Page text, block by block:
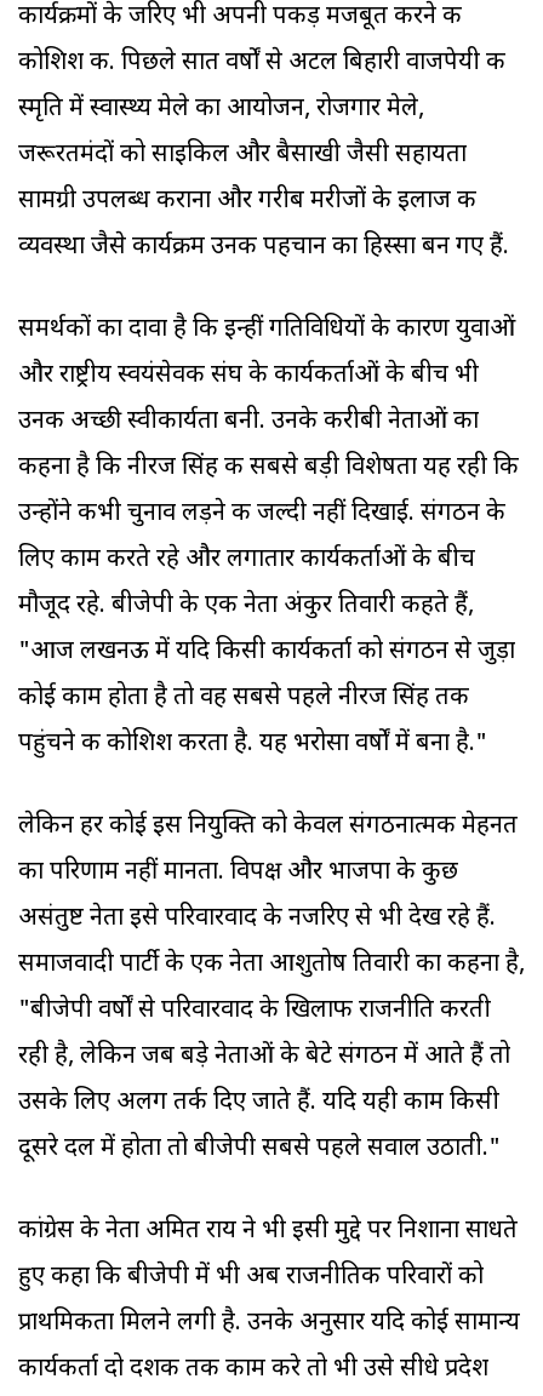
कार्यक्रमों के जरिए भी अपनी पकड़ मजबूत करने की
कोशिश की. पिछले सात वर्षों से अटल बिहारी वाजपेयी की
स्मृति में स्वास्थ्य मेले का आयोजन, रोजगार मेले,
जरूरतमंदों को साइकिल और बैसाखी जैसी सहायता
सामग्री उपलब्ध कराना और गरीब मरीजों के इलाज की
व्यवस्था जैसे कार्यक्रम उनकी पहचान का हिस्सा बन गए हैं.
समर्थकों का दावा है कि इन्हीं गतिविधियों के कारण युवाओं
और राष्ट्रीय स्वयंसेवक संघ के कार्यकर्ताओं के बीच भी
उनकी अच्छी स्वीकार्यता बनी. उनके करीबी नेताओं का
कहना है कि नीरज सिंह की सबसे बड़ी विशेषता यह रही कि
उन्होंने कभी चुनाव लड़ने की जल्दी नहीं दिखाई. संगठन के
लिए काम करते रहे और लगातार कार्यकर्ताओं के बीच
मौजूद रहे. बीजेपी के एक नेता अंकुर तिवारी कहते हैं,
"आज लखनऊ में यदि किसी कार्यकर्ता को संगठन से जुड़ा
कोई काम होता है तो वह सबसे पहले नीरज सिंह तक
पहुंचने की कोशिश करता है. यह भरोसा वर्षों में बना है."
लेकिन हर कोई इस नियुक्ति को केवल संगठनात्मक मेहनत
का परिणाम नहीं मानता. विपक्ष और भाजपा के कुछ
असंतुष्ट नेता इसे परिवारवाद के नजरिए से भी देख रहे हैं.
समाजवादी पार्टी के एक नेता आशुतोष तिवारी का कहना है,
"बीजेपी वर्षों से परिवारवाद के खिलाफ राजनीति करती
रही है, लेकिन जब बड़े नेताओं के बेटे संगठन में आते हैं तो
उसके लिए अलग तर्क दिए जाते हैं. यदि यही काम किसी
दूसरे दल में होता तो बीजेपी सबसे पहले सवाल उठाती."
कांग्रेस के नेता अमित राय ने भी इसी मुद्दे पर निशाना साधते
हुए कहा कि बीजेपी में भी अब राजनीतिक परिवारों को
प्राथमिकता मिलने लगी है. उनके अनुसार यदि कोई सामान्य
कार्यकर्ता दो दशक तक काम करे तो भी उसे सीधे प्रदेश